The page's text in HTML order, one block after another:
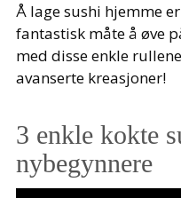
Å lage sushi hjemme
fantastisk måte å øve
med disse enkle
avanserte kreasjoner!
3 enkle kokte
nybegynnere